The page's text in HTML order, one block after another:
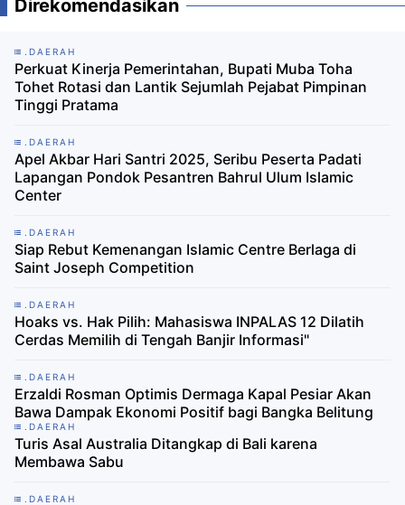
Direkomendasikan
.DAERAH
Perkuat Kinerja Pemerintahan, Bupati Muba Toha
Tohet Rotasi dan Lantik Sejumlah Pejabat Pimpinan
Tinggi Pratama
.DAERAH
Apel Akbar Hari Santri 2025, Seribu Peserta Padati
Lapangan Pondok Pesantren Bahrul Ulum Islamic
Center
.DAERAH
Siap Rebut Kemenangan Islamic Centre Berlaga di
Saint Joseph Competition
.DAERAH
Hoaks vs. Hak Pilih: Mahasiswa INPALAS 12 Dilatih
Cerdas Memilih di Tengah Banjir Informasi"
.DAERAH
Erzaldi Rosman Optimis Dermaga Kapal Pesiar Akan
Bawa Dampak Ekonomi Positif bagi Bangka Belitung
.DAERAH
Turis Asal Australia Ditangkap di Bali karena
Membawa Sabu
.DAERAH